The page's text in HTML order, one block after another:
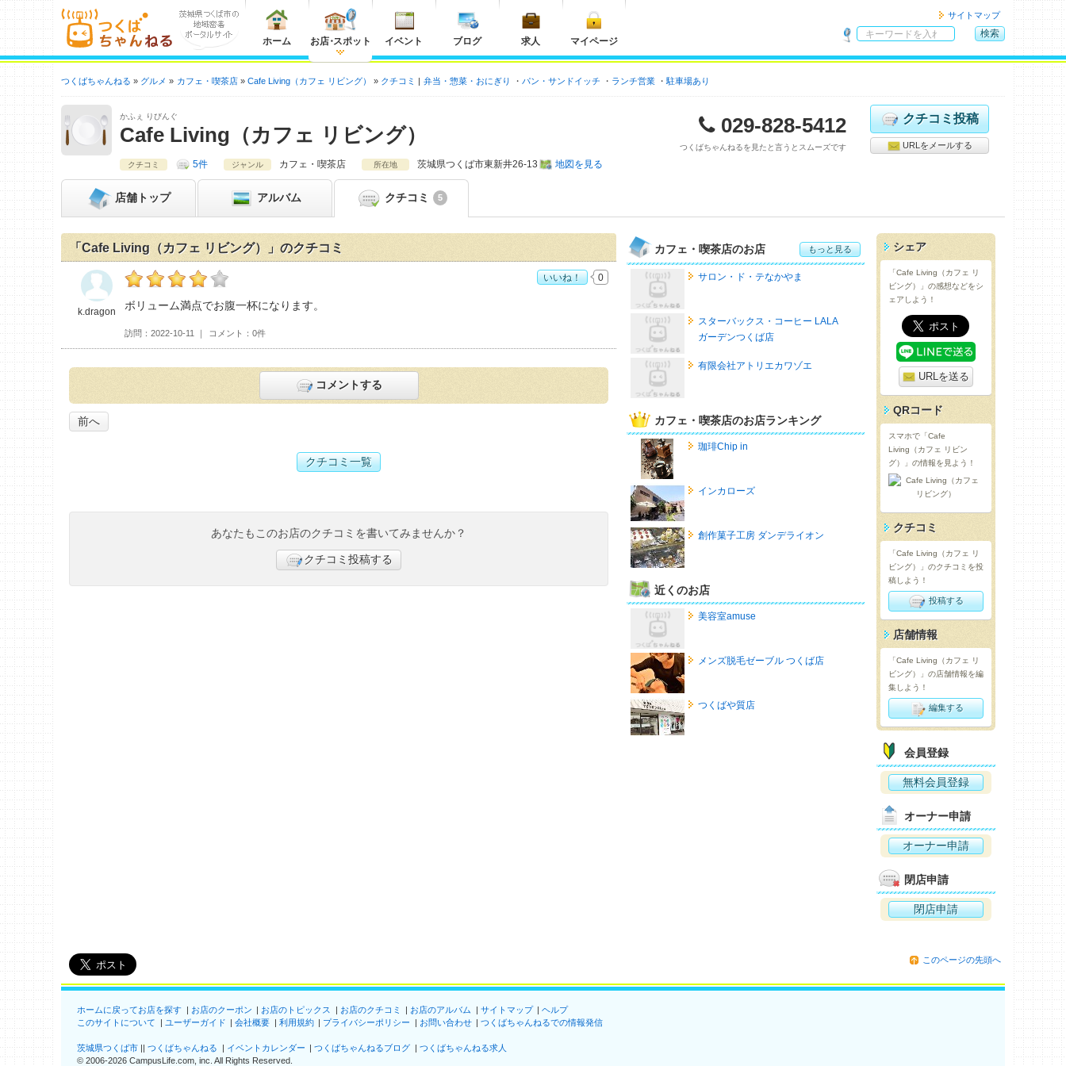
ホーム お店・スポット イベント ブログ 求人 マイページ
サイトマップ
内
索
検索
つくばちゃんねる グルメ カフェ・喫茶店 Cafe Living（カフェ リビング） クチコミ 弁当・惣菜・おにぎり パン・サンドイッチ ランチ営業 駐車場あり
かふぇ りびんぐ
Cafe Living（カフェ リビング） 029-828-5412
つくばちゃんねるを見たと言うとスムーズです
クチコミ投稿
URLをメールする
クチコミ 5件 ジャンル カフェ・喫茶店 所在地 茨城県つくば市東新井26-13 地図を見る
店舗 トップ アルバム クチコミ 5
「Cafe Living（カフェ リビング）」のクチコミ
k.dragonのCafe Living（カフェ リビング）おすすめ度：
ボリューム満点でお腹一杯になります。
訪問 2022-10-11 コメント 0件
k.dragon
いいね！ 0
コメントする
前へ
クチコミ一覧
あなたもこのお店のクチコミを書いてみませんか？
クチコミ投稿する
カフェ・喫茶店のお店 もっと見る
サロン・ド・テなかやま
スターバックス・コーヒー LALA
ガーデンつくば店
有限会社アトリエカワゾエ
カフェ・喫茶店のお店ランキング
珈琲Chip in
インカローズ
創作菓子工房 ダンデライオン
近くのお店
美容室amuse
メンズ脱毛ゼーブル つくば店
つくばや質店
シェア
「Cafe Living（カフェ リ
ビング）」の感想などをシ
ェアしよう！
URLを送る
QRコード
スマホで「Cafe
Living（カフェ リビン
グ）」の情報を見よう！
クチコミ
「Cafe Living（カフェ リ
ビング）」のクチコミを投
稿しよう！
投稿する
店舗情報
「Cafe Living（カフェ リ
ビング）」の店舗情報を編
集しよう！
編集する
会員登録
無料会員登録
オーナー申請
オーナー申請
閉店申請
閉店申請
このページの先頭へ
ホームに戻ってお店を探す お店のクーポン お店のトピックス お店のクチコミ お店のアルバム サイトマップ
ヘルプ
このサイトについて
ユーザーガイド 会社概要 利用規約 プライバシーポリシー お問い合わせ つくばちゃんねるでの情報発信
茨城県つくば市 つくばちゃんねる イベントカレンダー つくばちゃんねるブログ
つくばちゃんねる求人
© 2006-2026 CampusLife.com, inc. All Rights Reserved